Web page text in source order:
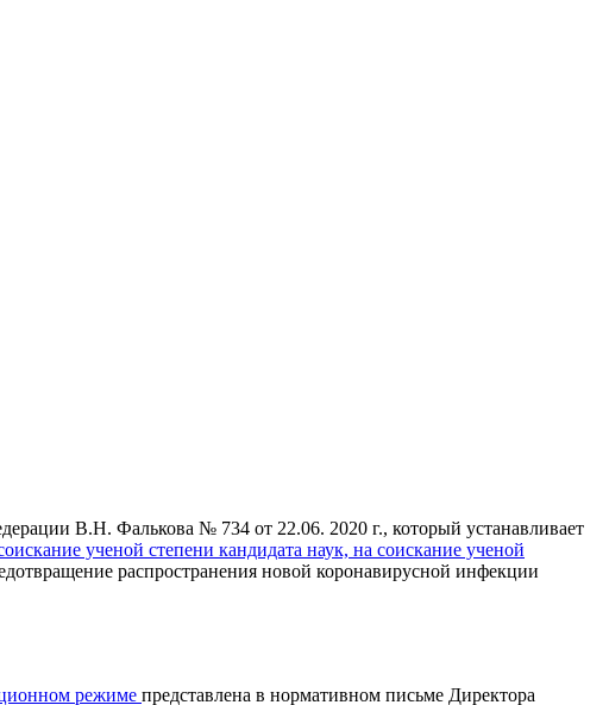
В.Н. Фалькова № 734 от 22.06. 2020 г., который устанавливает
ученой степени кандидата наук, на соискание ученой
распространения новой коронавирусной инфекции
режиме представлена в нормативном письме Директора